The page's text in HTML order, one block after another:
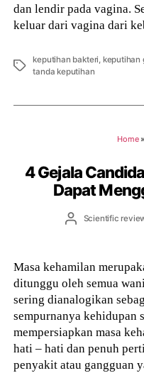
dan lendir pada vagina.
keluar dari vagina dari
Tags
keputihan bakteri keputihan
tanda keputihan
Home»
4 Gejala
Dapat
PostScientific
Masa kehamilan
ditunggu oleh semua
sering dianalogikan
sempurnanya kehidupan
mempersiapkan masa
hati – hati dan penuh
penyakit atau gangguan